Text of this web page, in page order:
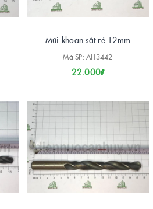
Mũi khoan sắt rẻ 12mm
Mã SP: AH3442
22.000₫